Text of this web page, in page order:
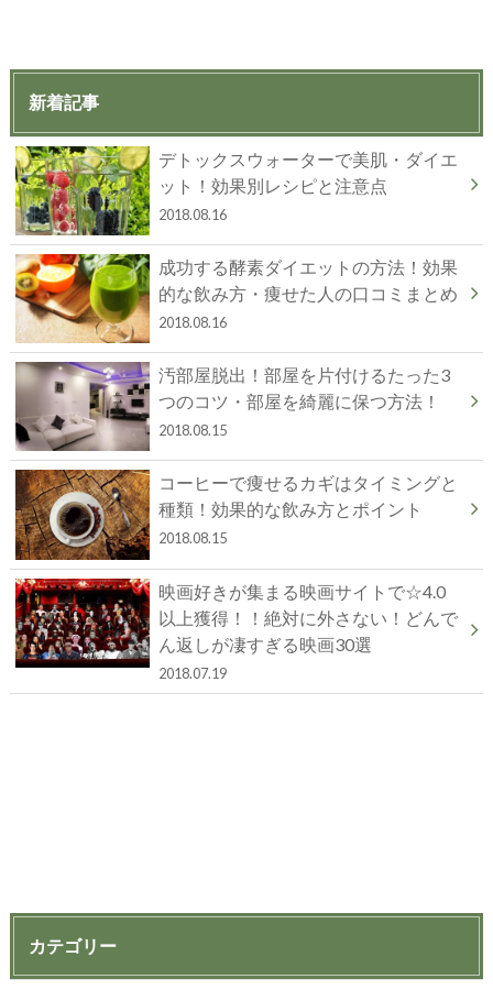
新着記事
デトックスウォーターで美肌・ダイエ
ット！効果別レシピと注意点
2018.08.16
成功する酵素ダイエットの方法！効果
的な飲み方・痩せた人の口コミまとめ
2018.08.16
汚部屋脱出！部屋を片付けるたった3
つのコツ・部屋を綺麗に保つ方法！
2018.08.15
コーヒーで痩せるカギはタイミングと
種類！効果的な飲み方とポイント
2018.08.15
映画好きが集まる映画サイトで☆4.0
以上獲得！！絶対に外さない！どんで
ん返しが凄すぎる映画30選
2018.07.19
カテゴリー